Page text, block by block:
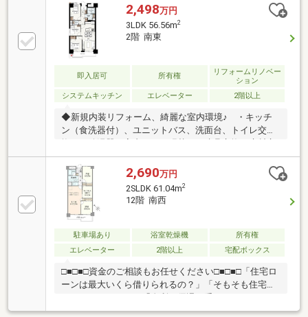
2,498万円
3LDK 56.56m2
2階 南東
即入居可 所有権
リフォームリノベー
ション
システムキッチン
エレベーター 2階以上
◆新規内装リフォーム、綺麗な室内環境♪ ・キッチ
ン（食洗器付）、ユニットバス、洗面台、トイレ交
換 ～商業施設へのお車アクセス良好です～ ・横浜
線「相模原」駅徒歩６分の好立地！ ・2025年12月大
規模修繕工事実施済み！ ・現在はリフォーム中です
が、平日・休日を問わずいつでも見学が可能です ・
窓の大きいリビングは太陽の光が差し込む明るい空間
です ☆ぜひ一度ご見学ください☆
2,690万円
2SLDK 61.04m2
12階 南西
駐車場あり 浴室乾燥機
所有権
エレベーター
2階以上 宅配ボックス
□■□■□資金のご相談もお任せください□■□■□「住宅ロ
ーンは最大いくら借りられるの？」「そもそも住宅ロ
資金計画での疑問や不安がございましたらお気軽にご